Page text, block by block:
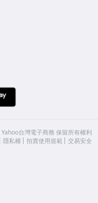
Yahoo台灣電子商務 保留所有權利
隱私權 拍賣使用規範 交易安全